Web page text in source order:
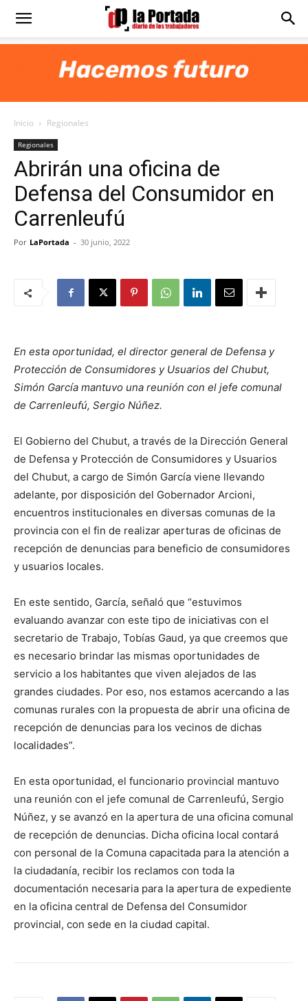
Diario
Portada
Inicio Regionales
Regionales
Abrirán una oficina de
Defensa del Consumidor en
Carrenleufú
Por LaPortada - 30 junio, 2022
En esta oportunidad, el director general de Defensa y
Protección de Consumidores y Usuarios del Chubut,
Simón García mantuvo una reunión con el jefe comunal
de Carrenleufú, Sergio Núñez.
El Gobierno del Chubut, a través de la Dirección General
de Defensa y Protección de Consumidores y Usuarios
del Chubut, a cargo de Simón García viene llevando
adelante, por disposición del Gobernador Arcioni,
encuentros institucionales en diversas comunas de la
provincia con el fin de realizar aperturas de oficinas de
recepción de denuncias para beneficio de consumidores
y usuarios locales.
En este sentido, García, señaló que “estuvimos
evaluando avanzar con este tipo de iniciativas con el
secretario de Trabajo, Tobías Gaud, ya que creemos que
es necesario brindar las mismas oportunidades de
servicio a los habitantes que viven alejados de las
grandes ciudades. Por eso, nos estamos acercando a las
comunas rurales con la propuesta de abrir una oficina de
recepción de denuncias para los vecinos de dichas
localidades”.
En esta oportunidad, el funcionario provincial mantuvo
una reunión con el jefe comunal de Carrenleufú, Sergio
Núñez, y se avanzó en la apertura de una oficina comunal
de recepción de denuncias. Dicha oficina local contará
con personal de la Comuna capacitada para la atención a
la ciudadanía, recibir los reclamos con toda la
documentación necesaria para la apertura de expediente
en la oficina central de Defensa del Consumidor
provincial, con sede en la ciudad capital.